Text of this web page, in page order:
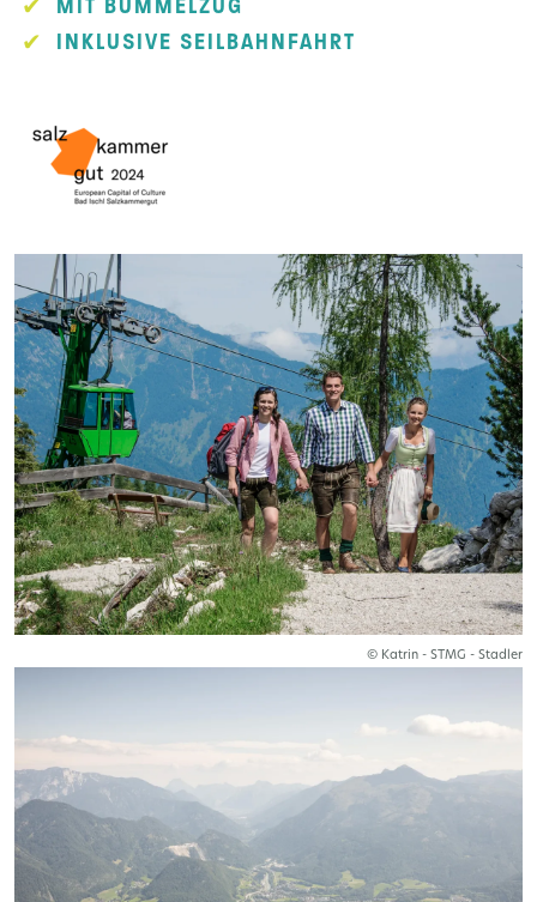
MIT BUMMELZUG
INKLUSIVE SEILBAHNFAHRT
© Katrin - STMG - Stadler